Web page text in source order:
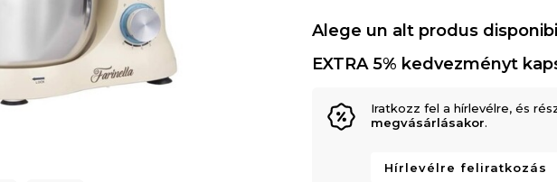
Alege un alt produs disponibil
EXTRA 5% kedvezményt
Iratkozz fel a hírlevélre, és
megvásárlásakor.
Hírlevélre feliratkozás